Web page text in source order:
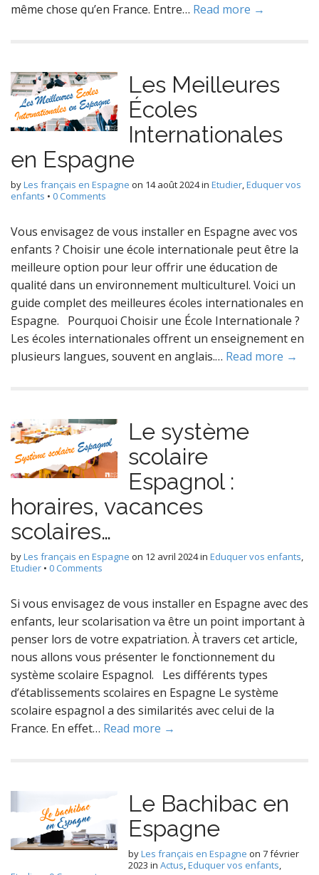
même chose qu’en France. Entre… Read more →
Les Meilleures
Écoles
Internationales
en Espagne
byLes français en Espagne on 14 août 2024in Etudier,Eduquer vos
enfants • 0 Comments
Vous envisagez de vous installer en Espagne avec vos
enfants ? Choisir une école internationale peut être la
meilleure option pour leur offrir une éducation de
qualité dans un environnement multiculturel. Voici un
guide complet des meilleures écoles internationales en
Espagne. Pourquoi Choisir une École Internationale ?
Les écoles internationales offrent un enseignement en
plusieurs langues, souvent en anglais.… Read more →
Le système
scolaire
Espagnol :
horaires, vacances
scolaires…
byLes français en Espagne on 12 avril 2024in Eduquer vos enfants,
Etudier • 0 Comments
Si vous envisagez de vous installer en Espagne avec des
enfants, leur scolarisation va être un point important à
penser lors de votre expatriation. À travers cet article,
nous allons vous présenter le fonctionnement du
système scolaire Espagnol. Les différents types
d’établissements scolaires en Espagne Le système
scolaire espagnol a des similarités avec celui de la
France. En effet… Read more →
Le Bachibac en
Espagne
byLes français en Espagne on 7 février
2023 in Actus,Eduquer vos enfants,